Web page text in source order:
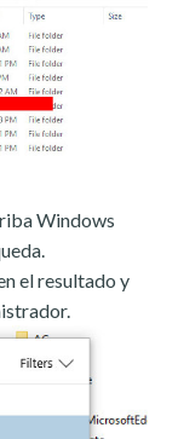
Windows
el resultado y